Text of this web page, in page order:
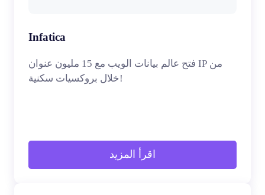
Infatica
فتح عالم بيانات الويب مع 15 مليون عنوان IP من
خلال بروكسيات سكنية!
اقرأ المزيد